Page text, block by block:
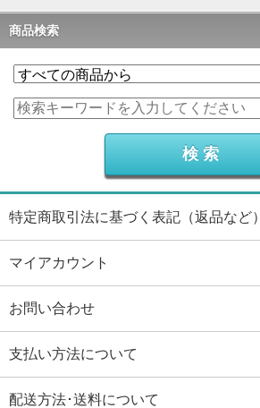
商品検索
特定商取引法に基づく表記（返品など）
マイアカウント
お問い合わせ
支払い方法について
配送方法･送料について